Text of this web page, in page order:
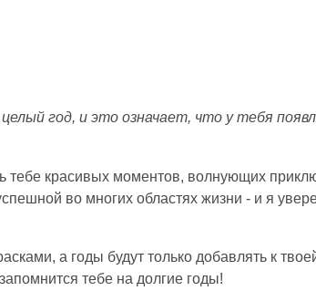
год, и это означает, что у тебя
тебе красивых моментов, волнующих
во многих областях жизни - и я
а годы будут только добавлять к
тебе на долгие годы!